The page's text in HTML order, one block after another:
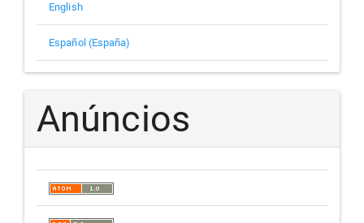
English
Español (España)
Anúncios